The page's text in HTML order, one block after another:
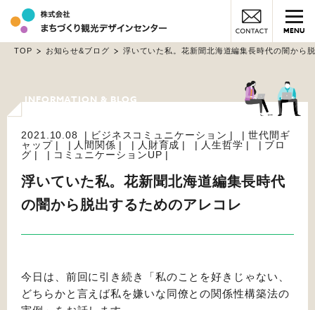
MENU
TOP お知らせ&ブログ 浮いていた私。花新聞北海道編集長時代の闇から
2021.10.08 ビジネスコミュニケーション
世代間ギ
ャップ
人間関係 人財育成 人生哲学
ブロ
グ
コミュニケーションUP
浮いていた私。花新聞北海道編集長時代
の闇から脱出するためのアレコレ
今日は、前回に引き続き「私のことを好きじゃない、
どちらかと言えば私を嫌いな同僚との関係性構築法の